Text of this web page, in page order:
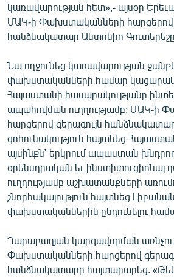
ԱՐԽԻՎ
ՏԵՍԱՆՅՈՒԹԵՐ
ՁԳՏԵԼՈՎ ԼԱՎԱԳՈՒՅՆԻՆ
ՓՈԴՔԱՍԹ
Հայերեն
English
Русский
ՀԵՏԵՎԵՔ ՄԵԶ
կառավարության հետ»,- այսօր
ՄԱԿ-ի Փախստականների հարցերով
հանձնակատար Անտոնիո
Նա ողջունեց կառավարության
փախստականների համար
Հայաստանի հասարակությանը
ապահովման ուղղությամբ: ՄԱԿ-ի
հարցերով գերագույն
գոհունակություն հայտնեց
այսինքն՝ երկրում ապաստան
օրենսդրական եւ ինստիտուցիոնալ
ուղղությամբ աշխատանքների
շնորհակալություն հայտնեց
փախստականներին ընդունելու
Ղարաբաղյան կարգավորման
Փախստականների հարցերով
հանձնակատարը հայտարարեց.